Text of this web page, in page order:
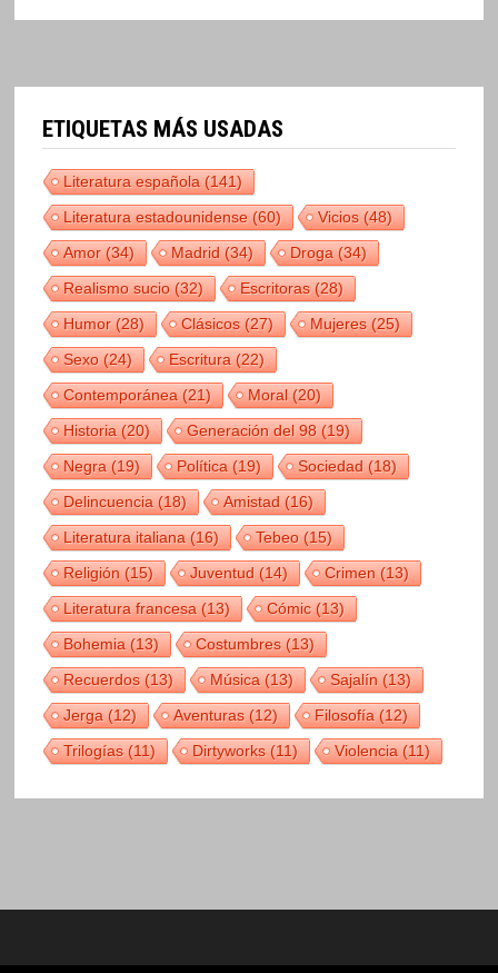
ETIQUETAS MÁS USADAS
Literatura española(141)
Literatura estadounidense(60) Vicios(48)
Amor(34) Madrid(34) Droga(34)
Realismo sucio(32) Escritoras(28)
Humor(28) Clásicos(27) Mujeres(25)
Sexo(24) Escritura(22)
Contemporánea(21) Moral(20)
Historia(20) Generación del 98(19)
Negra(19) Política(19) Sociedad(18)
Delincuencia(18) Amistad(16)
Literatura italiana(16) Tebeo(15)
Religión(15) Juventud(14) Crimen(13)
Literatura francesa(13) Cómic(13)
Bohemia(13) Costumbres(13)
Recuerdos(13) Música(13) Sajalín(13)
Jerga(12) Aventuras(12) Filosofía(12)
Trilogías(11) Dirtyworks(11) Violencia(11)